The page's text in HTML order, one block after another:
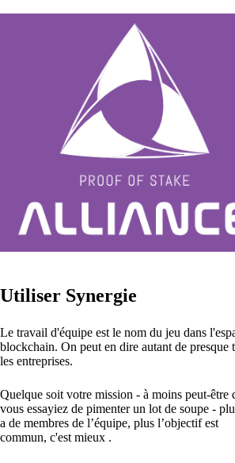
Utiliser Synergie
Le travail d'équipe est le nom du jeu dans
blockchain. On peut en dire autant de presque
les entreprises.
Quelque soit votre mission - à moins peut-être
vous essayiez de pimenter un lot de soupe -
a de membres de l’équipe, plus l’objectif est
commun, c'est mieux .